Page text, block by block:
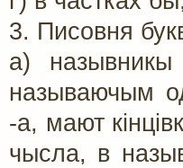
3. Писовня
а)
называючым
-а, мают
чысла, в